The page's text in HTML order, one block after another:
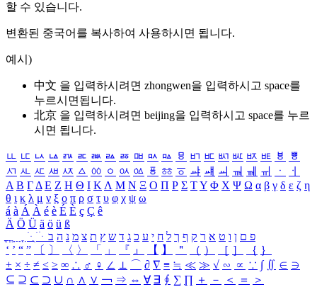
할 수 있습니다.
변환된 중국어를 복사하여 사용하시면 됩니다.
예시)
中文 을 입력하시려면 zhongwen을 입력하시고 space를
누르시면됩니다.
北京 을 입력하시려면 beijing을 입력하시고 space를 누르
시면 됩니다.
ㅥ ㅦ ㅧ ㅨ ㅩ ㅪ ㅫ ㅬ ㅭ ㅮ ㅯ ㅰ ㅱ ㅲ ㅳ ㅴ ㅵ ㅶ ㅷ ㅸ
ㅹ
ㅺ ㅻ ㅼ ㅽ ㅾ ㅿ ㆀ ㆁ ㆂ ㆃ ㆄ ㆅ ㆆ ㆇ ㆈ ㆉ ㆊ ㆋ ㆌ ㆍ
ㆎ
Α Β ΓΔ Ε Ζ Η Θ Ι ΚΛ Μ Ν Ξ Ο Π Ρ Σ ΤΥ Φ Χ Ψ Ω α β γ δ ε ζ η
θ ι κ λ μ ν ξ ο π ρ σ τ υ φ χ ψ ω
á à Á À é è É È ç Ç ê
Ä Ö Ü ä ö ü ß
ִֶֹ ֻּ ׁׂ פ ם ן ו ט א ר ק ף ך ל ח י ע כ ג ד ש ץ ת צ מ נ ה ב
‘ ’ “ ” 〔 〕 〈 〉 「 」 『 』 【 】 ＂ （ ） ［ ］ ｛ ｝
± × ÷ ≠ ≤ ≥ ∞ ∴ ♂ ♀ ∠ ⊥ ⌒ ∂ ∇ ≡ ≒ ≪ ≫ √ ∽ ∝ ∵ ∫ ∬ ∈ ∋
⊆ ⊇ ⊂ ⊃ ∪ ∩ ∧ ∨ ￢ ⇒ ⇔ ∀ ∃ ∮ ∑ ∏ ＋ － ＜ ＝
＞